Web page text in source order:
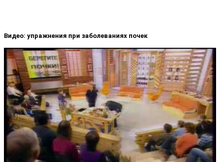
Видео: упражнения при заболеваниях почек